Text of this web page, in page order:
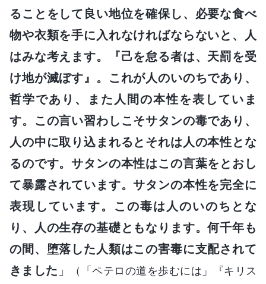
ることをして良い地位を確保し、必要な食べ
物や衣類を手に入れなければならないと、人
はみな考えます。『己を怠る者は、天罰を受
け地が滅ぼす』。これが人のいのちであり、
哲学であり、また人間の本性を表していま
す。この言い習わしこそサタンの毒であり、
人の中に取り込まれるとそれは人の本性とな
るのです。サタンの本性はこの言葉をとおし
て暴露されています。サタンの本性を完全に
表現しています。この毒は人のいのちとな
り、人の生存の基礎ともなります。何千年も
の間、堕落した人類はこの害毒に支配されて
きました 」
（「ペテロの道を歩むには」『キリス